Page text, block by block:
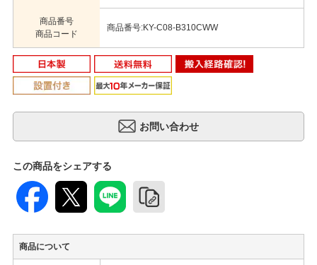
商品番号
商品コード
商品番号:KY-C08-B310CWW
この商品をシェアする
商品について